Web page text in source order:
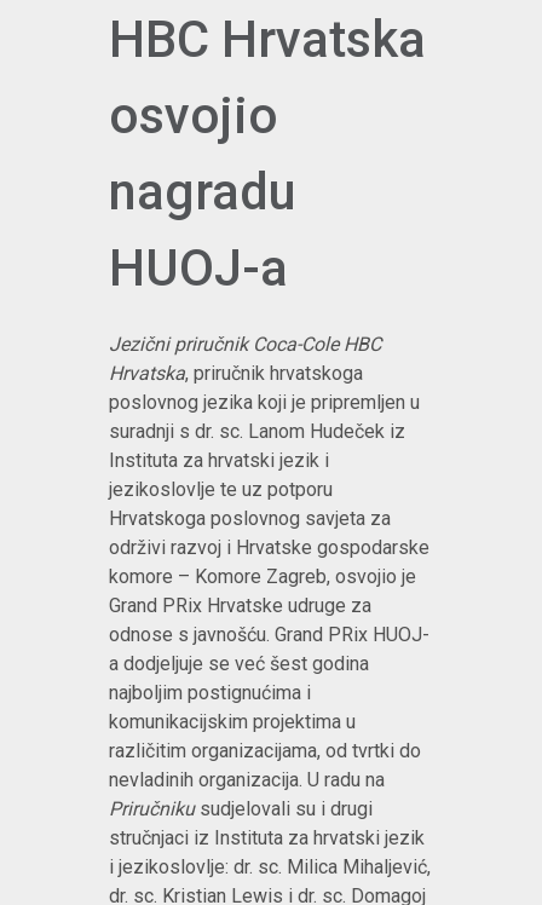
HBC Hrvatska
osvojio
nagradu
HUOJ-a
Jezični priručnik Coca-Cole HBC
Hrvatska, priručnik hrvatskoga
poslovnog jezika koji je pripremljen u
suradnji s dr. sc. Lanom Hudeček iz
Instituta za hrvatski jezik i
jezikoslovlje te uz potporu
Hrvatskoga poslovnog savjeta za
održivi razvoj i Hrvatske gospodarske
komore – Komore Zagreb, osvojio je
Grand PRix Hrvatske udruge za
odnose s javnošću. Grand PRix HUOJ-
a dodjeljuje se već šest godina
najboljim postignućima i
komunikacijskim projektima u
različitim organizacijama, od tvrtki do
nevladinih organizacija. U radu na
Priručnikusudjelovali su i drugi
stručnjaci iz Instituta za hrvatski jezik
i jezikoslovlje: dr. sc. Milica Mihaljević,
dr. sc. Kristian Lewis i dr. sc. Domagoj